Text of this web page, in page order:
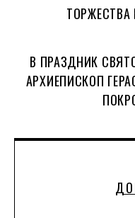
В ПРАЗДНИК
АРХИЕПИСКОП